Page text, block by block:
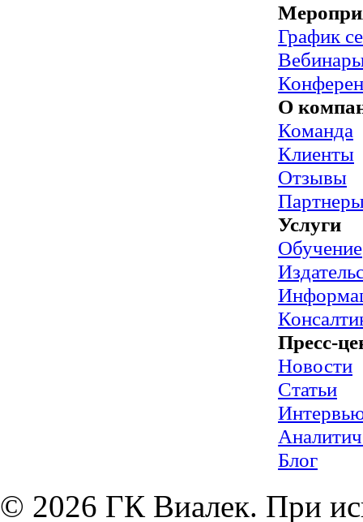
График
О
Команда
Клиенты
Отзывы
Услуги
Обучение
Пресс-
Новости
Статьи
Блог
© 2026 ГК Виалек. При